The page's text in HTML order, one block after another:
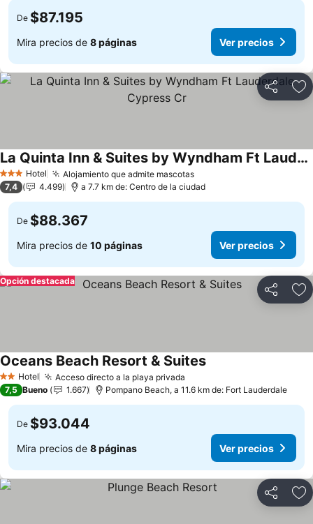
De $87.195
Mira precios de 8 páginas Ver precios
Compartir
3 Estrellas
Hotel Alojamiento que admite mascotas
La Quinta Inn & Suites by Wyndham Ft Lauderdale Cypress Cr
7,4 4.499 a 7.7 km de: Centro de la ciudad
De $88.367
Mira precios de 10 páginas Ver precios
Compartir
Opción destacada
2 Estrellas
Hotel Acceso directo a la playa privada
Oceans Beach Resort & Suites
7,5 Bueno 1.667 Pompano Beach, a 11.6 km de: Fort Lauderdale
De $93.044
Mira precios de 8 páginas Ver precios
Compartir